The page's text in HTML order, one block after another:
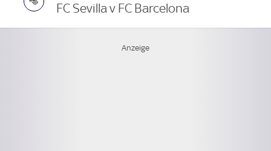
FC Sevilla v FC Barcelona